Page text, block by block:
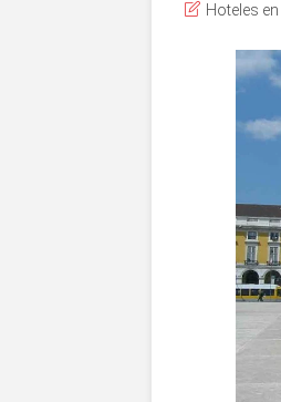
Hoteles